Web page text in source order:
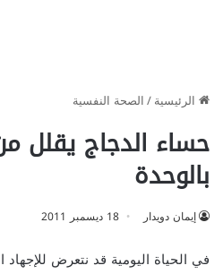
الرئيسية/الصحة النفسية
حساء الدجاج يقلل
بالوحدة
إيمان دويدار 18 ديسمبر 2011
في الحياة اليومية قد نتعرض للإجهاد